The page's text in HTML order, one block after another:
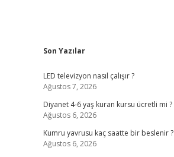
Sidebar
Son Yazılar
LED televizyon nasıl çalışır ?
Ağustos 7, 2026
Diyanet 4-6 yaş kuran kursu ücretli mi ?
Ağustos 6, 2026
Kumru yavrusu kaç saatte bir beslenir ?
Ağustos 6, 2026
ilbet yeni giriş